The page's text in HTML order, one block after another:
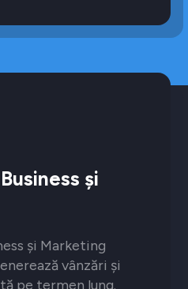
și
și Marketing
vânzări și
pe termen lung.